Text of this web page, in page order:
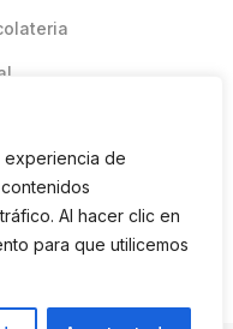
experiencia de
Al hacer clic en
para que utilicemos
Glovo